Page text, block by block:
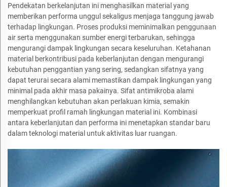
Pendekatan berkelanjutan ini menghasilkan material yang
memberikan performa unggul sekaligus menjaga tanggung jawab
terhadap lingkungan. Proses produksi meminimalkan penggunaan
air serta menggunakan sumber energi terbarukan, sehingga
mengurangi dampak lingkungan secara keseluruhan. Ketahanan
material berkontribusi pada keberlanjutan dengan mengurangi
kebutuhan penggantian yang sering, sedangkan sifatnya yang
dapat terurai secara alami memastikan dampak lingkungan yang
minimal pada akhir masa pakainya. Sifat antimikroba alami
menghilangkan kebutuhan akan perlakuan kimia, semakin
memperkuat profil ramah lingkungan material ini. Kombinasi
antara keberlanjutan dan performa ini menetapkan standar baru
dalam teknologi material untuk aktivitas luar ruangan.